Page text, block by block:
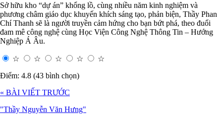
Sở hữu kho “dự án” khổng lồ, cùng nhiều năm kinh nghiệm và
phương châm giáo dục khuyến khích sáng tạo, phản biện, Thầy Phan
Chí Thanh sẽ là người truyền cảm hứng cho bạn bứt phá, theo đuổi
đam mê công nghệ cùng Học Viện Công Nghệ Thông Tin – Hướng
Nghiệp Á Âu.
☆ ☆ ☆ ☆
☆
Điểm: 4.8 (43 bình chọn)
« BÀI VIẾT TRƯỚC
"Thầy Nguyễn Văn Hưng"